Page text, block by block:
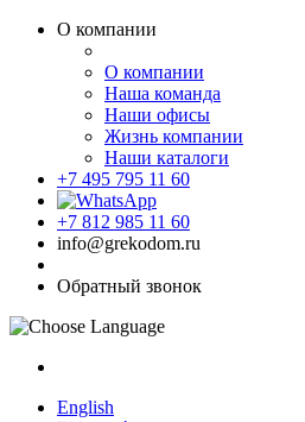
О компании
О компании
Наша команда
Наши офисы
Жизнь компании
Наши каталоги
+7 495 795 11 60
+7 812 985 11 60
info@grekodom.ru
Обратный звонок
English